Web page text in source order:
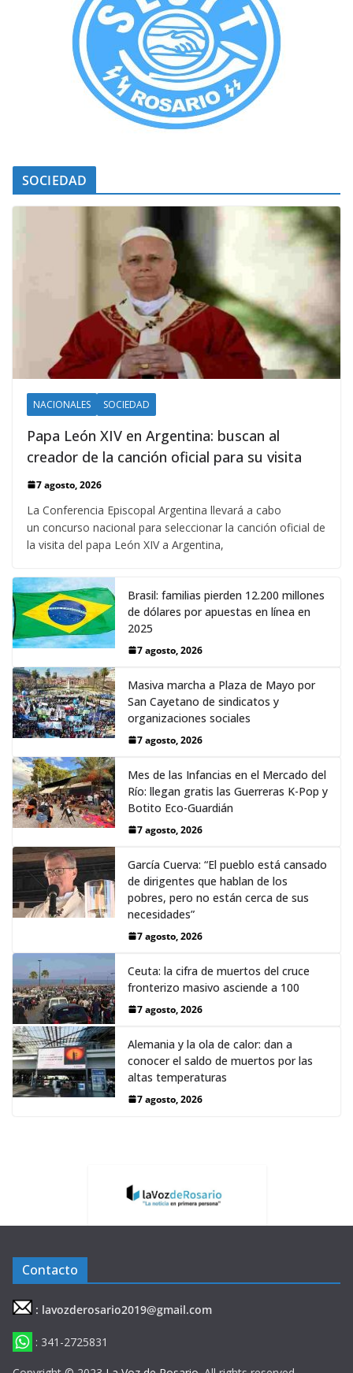
SOCIEDAD
NACIONALES SOCIEDAD
Papa León XIV en Argentina: buscan al
creador de la canción oficial para su visita
7 agosto, 2026
La Conferencia Episcopal Argentina llevará a cabo
un concurso nacional para seleccionar la canción oficial de
la visita del papa León XIV a Argentina,
Brasil: familias pierden 12.200 millones
de dólares por apuestas en línea en
2025
7 agosto, 2026
Masiva marcha a Plaza de Mayo por
San Cayetano de sindicatos y
organizaciones sociales
7 agosto, 2026
Mes de las Infancias en el Mercado del
Río: llegan gratis las Guerreras K-Pop y
Botito Eco-Guardián
7 agosto, 2026
García Cuerva: “El pueblo está cansado
de dirigentes que hablan de los
pobres, pero no están cerca de sus
necesidades”
7 agosto, 2026
Ceuta: la cifra de muertos del cruce
fronterizo masivo asciende a 100
7 agosto, 2026
Alemania y la ola de calor: dan a
conocer el saldo de muertos por las
altas temperaturas
7 agosto, 2026
Contacto
: lavozderosario2019@gmail.com
: 341-2725831